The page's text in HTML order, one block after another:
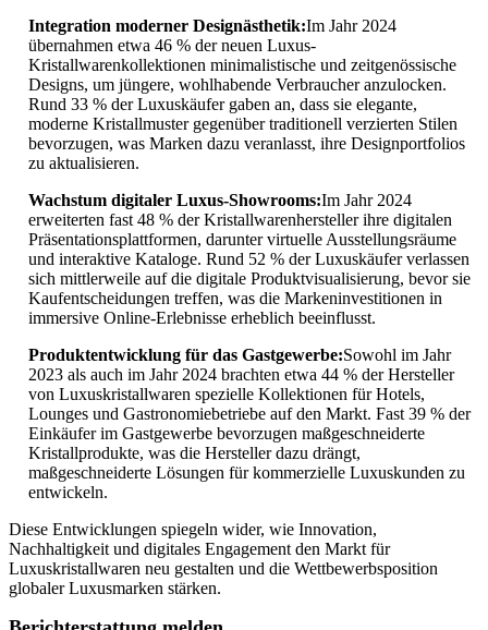
Integration moderner Designästhetik:Im Jahr 2024
übernahmen etwa 46 % der neuen Luxus-
Kristallwarenkollektionen minimalistische und zeitgenössische
Designs, um jüngere, wohlhabende Verbraucher anzulocken.
Rund 33 % der Luxuskäufer gaben an, dass sie elegante,
moderne Kristallmuster gegenüber traditionell verzierten Stilen
bevorzugen, was Marken dazu veranlasst, ihre Designportfolios
zu aktualisieren.
Wachstum digitaler Luxus-Showrooms:Im Jahr 2024
erweiterten fast 48 % der Kristallwarenhersteller ihre digitalen
Präsentationsplattformen, darunter virtuelle Ausstellungsräume
und interaktive Kataloge. Rund 52 % der Luxuskäufer verlassen
sich mittlerweile auf die digitale Produktvisualisierung, bevor sie
Kaufentscheidungen treffen, was die Markeninvestitionen in
immersive Online-Erlebnisse erheblich beeinflusst.
Produktentwicklung für das Gastgewerbe:Sowohl im Jahr
2023 als auch im Jahr 2024 brachten etwa 44 % der Hersteller
von Luxuskristallwaren spezielle Kollektionen für Hotels,
Lounges und Gastronomiebetriebe auf den Markt. Fast 39 % der
Einkäufer im Gastgewerbe bevorzugen maßgeschneiderte
Kristallprodukte, was die Hersteller dazu drängt,
maßgeschneiderte Lösungen für kommerzielle Luxuskunden zu
entwickeln.
Diese Entwicklungen spiegeln wider, wie Innovation,
Nachhaltigkeit und digitales Engagement den Markt für
Luxuskristallwaren neu gestalten und die Wettbewerbsposition
globaler Luxusmarken stärken.